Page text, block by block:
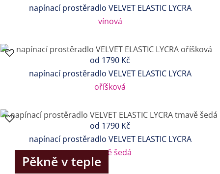
napínací prostěradlo VELVET ELASTIC LYCRA
vínová
od 1790 Kč
napínací prostěradlo VELVET ELASTIC LYCRA
oříšková
od 1790 Kč
napínací prostěradlo VELVET ELASTIC LYCRA
tmavě šedá
Pěkně v teple